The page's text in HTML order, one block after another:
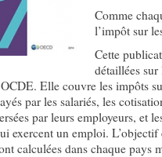
Comme
l’impôt sur
Cette
détaillées sur
Elle couvre les impôts
par les salariés, les
par leurs employeurs, et
exercent un emploi.
calculées dans chaque pays